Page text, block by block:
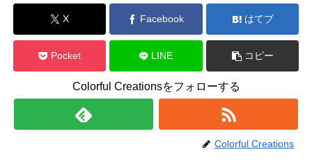
X Facebook はてブ
Pocket LINE コピー
Colorful Creationsをフォローする
Colorful Creations